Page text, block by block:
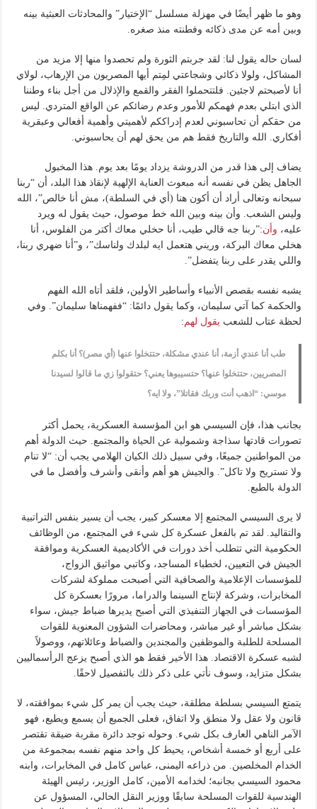
وهو ما ظهر أيضًا في مهزلة مسلسل “الإختيار” والمحادثات العبثية بينه
وبين أمه عن مدى ذكائه وفطنته منذ صغره.
لسان حاله يقول لنا: لقد جربتم الثورة ولم تحصدوا منها إلا مزيد من
المشاكل، ولولا ذكائي وشجاعتي لمِتم أيها المصريون من الإرهاب، لولاي
أنا لأصبحتم لاجئين. فلتتحملوا الفقر والقمع والإذلال من أجل بناء وطننا
الذي ابتلي بعدم فهمكم للأمور وعدم رضائكم عن الواقع المتردي. ليس
من حقكم أن تحاسبوني لعدم إدراككم لأهميتي وأهمية أفعالي وعبقرية
أفكاري. الله والتاريخ فقط هم من يحق لهم أن يحاسبوني.
يضاف إلى هذا قدر من الدروشة يزداد يومًا بعد يوم. هذا المخبول
الجاهل يظن في نفسه أنه مبعوث العناية الإلهية لإنقاذ هذا البلد، أن “ربنا
سبحانه وتعالى أراد أن أكون هنا (أي في السلطة)، مش أنا خالص”، الله
وليس الشعب. وأن بينه وبين الله خط موصول، حيث يقول له ويرد
عليه، وأن:”ربنا جه قالي طيب، أنا حخلي معاك أكتر من الفلوس، أنا
هخلي معاك البركة، وريني هتعمل ايه لبلدك ولناسك”، و”أنا ضهري ربنا،
واللي يقدر على ربنا يتفضل”.
يشبه نفسه بقصص الأنبياء وأساطير الأولين، فلقد أتاه الله الفهم
والحكمة كما آتي سليمان، وكما يقول دائمًا: “ففهمناها سليمان”. وفي
لحظة عتاب للشعب يقول لهم:
طب أنا عندي أزمة، أنا عندي مشكلة، حتتخلوا عنها (أي مصر)؟ أنا بكلم
المصريين، حتتخلوا عنها؟ حتسيبوها يعني؟ حتقولوا زي ما قالوا لسيدنا
موسي: “اذهب أنت وربك فقاتلا”، ولا ايه؟
بجانب هذا، فإن السيسي هو ابن المؤسسة العسكرية، يحمل أكثر
تصورات قادتها سذاجة وشمولية عن الحياة والمجتمع. حيث الدولة أهم
من المواطنين جميعًا، وفي سبيل ذلك الكيان الهلامي يجب أن: “لا تنام
ولا تستريح ولا تاكل”. والجيش هو أهم وأنقى وأشرف وأفضل ما في
الدولة بالطبع.
لا يرى السيسي المجتمع إلا معسكر كبير، يجب أن يسير بنفس التراتبية
والتقاليد. لقد تم بالفعل عسكرة كل شيء في المجتمع، من الوظائف
الحكومية التي تتطلب أخذ دورات في الأكاديمية العسكرية وموافقة
الجيش في التعيين، لخطباء المساجد، وكاتبي مواثيق الزواج،
للمؤسسات الإعلامية والصحافية التي أصبحت مملوكة لشركات
المخابرات، وشركة لإنتاج السينما والدراما، مرورًا بعسكرة كل
المؤسسات في الجهاز التنفيذي التي أصبح يديرها ضباط جيش، سواء
بشكل مباشر أو غير مباشر، ومحاضرات الشؤون المعنوية للقوات
المسلحة للطلبة والموظفين والمجندين والضباط وعائلاتهم، ووصولاً
لشبه عسكرة الاقتصاد. هذا الأخير فقط هو الذي أصبح يزعج الرأسماليين
بشكل متزايد، وسوف نأتي على ذكر ذلك بالتفصيل لاحقًا.
يتمتع السيسي بسلطة مطلقة، حيث يجب أن يمر كل شيء بموافقته، لا
قانون ولا عقل ولا منطق ولا اتفاق، فعلى الجميع أن يسمع ويطيع، فهو
الآمر الناهي العارف بكل شيء. وحوله توجد دائرة مقربة ضيقة تقتصر
على أربع أو خمسة أشخاص، يحيط كل واحد منهم نفسه بمجموعة من
الخدام المخلصين. من ذراعه اليمنى، عباس كامل في المخابرات، وابنه
محمود السيسي بجانبه؛ لخدامه الأمين، كامل الوزير، رئيس الهيئة
الهندسية للقوات المسلحة سابقًا ووزير النقل الحالي، المسؤول عن